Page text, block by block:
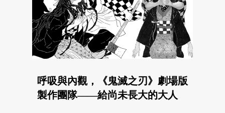
呼吸與內觀，《鬼滅之刃》劇場版
製作團隊——給尚未長大的大人